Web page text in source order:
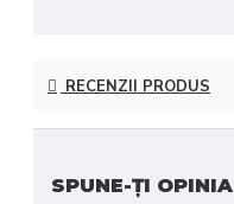
RECENZII PRODUS
SPUNE-ŢI OPINIA